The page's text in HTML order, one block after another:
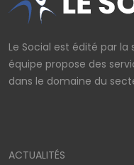
Le Social est édité par la
équipe propose des
dans le domaine du
ACTUALITÉS